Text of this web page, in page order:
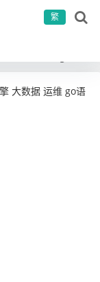
繁
大数据 运维 go语